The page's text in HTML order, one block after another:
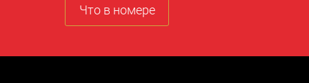
Что в номере